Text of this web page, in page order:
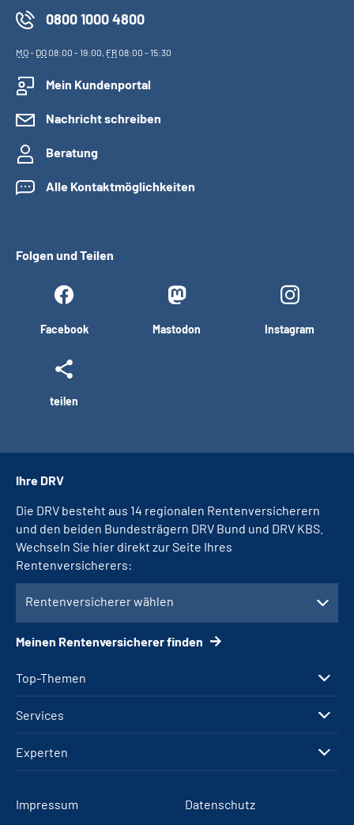
0800 1000 4800
MO- DO08:00 - 19:00, FR08:00 - 15:30
Mein Kundenportal
Nachricht schreiben
Beratung
Alle Kontaktmöglichkeiten
Folgen und Teilen
Facebook Mastodon Instagram
teilen
Top-Themen
Services
Experten
Ihre DRV
Die DRV besteht aus 14 regionalen Rentenversicherern
und den beiden Bundesträgern DRV Bund und DRV KBS.
Wechseln Sie hier direkt zur Seite Ihres
Rentenversicherers:
Rentenversicherer wählen
Meinen Rentenversicherer finden
Impressum
Datenschutz